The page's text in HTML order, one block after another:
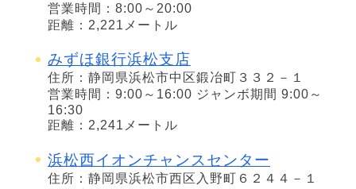
営業時間：8:00～20:00
距離：2,221メートル
みずほ銀行浜松支店
住所：静岡県浜松市中区鍛冶町３３２－１
営業時間：9:00～16:00 ジャンボ期間 9:00～
16:30
距離：2,241メートル
浜松西イオンチャンスセンター
住所：静岡県浜松市西区入野町６２４４－１